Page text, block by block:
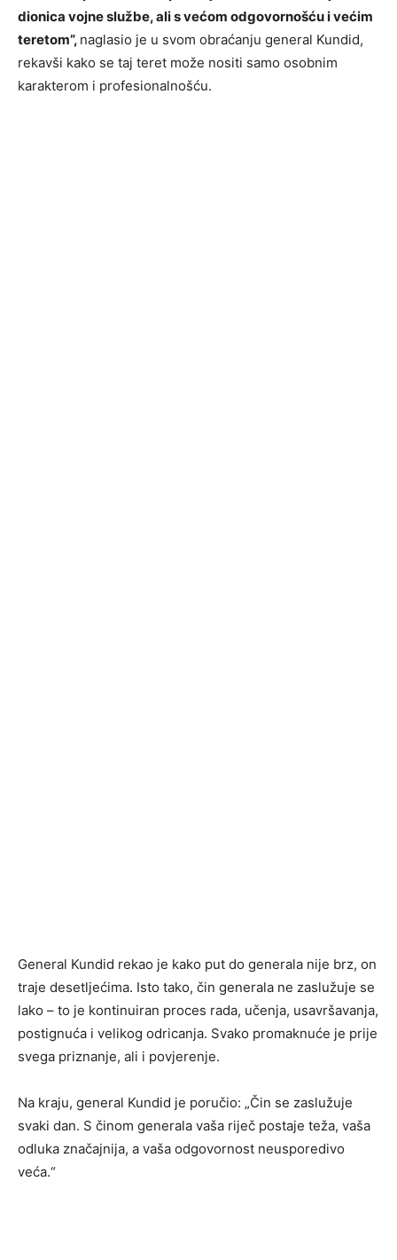
dionica vojne službe, ali s većom odgovornošću i većim
teretom”, naglasio je u svom obraćanju general Kundid,
rekavši kako se taj teret može nositi samo osobnim
karakterom i profesionalnošću.
General Kundid rekao je kako put do generala nije brz, on
traje desetljećima. Isto tako, čin generala ne zaslužuje se
lako – to je kontinuiran proces rada, učenja, usavršavanja,
postignuća i velikog odricanja. Svako promaknuće je prije
svega priznanje, ali i povjerenje.
Na kraju, general Kundid je poručio: „Čin se zaslužuje
svaki dan. S činom generala vaša riječ postaje teža, vaša
odluka značajnija, a vaša odgovornost neusporedivo
veća.“